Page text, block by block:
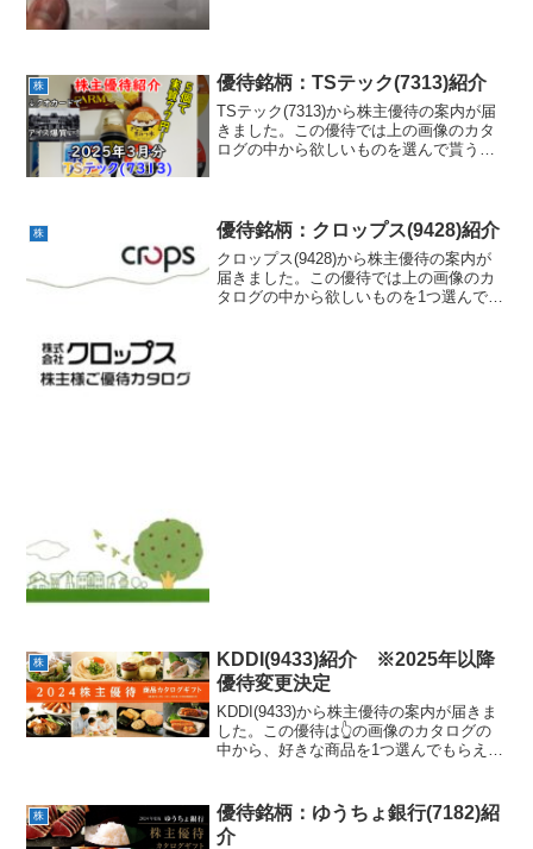
株 優待銘柄：TSテック(7313)紹介
TSテック(7313)から株主優待の案内が届
きました。この優待では上の画像のカタ
ログの中から欲しいものを選んで貰うこ
ト」と「彩果...
株 優待銘柄：クロップス(9428)紹介
クロップス(9428)から株主優待の案内が
届きました。この優待では上の画像のカ
タログの中から欲しいものを1つ選んで貰
株
KDDI(9433)紹介 ※2025年以降
優待変更決定
KDDI(9433)から株主優待の案内が届きま
した。この優待は👆の画像のカタログの
中から、好きな商品を1つ選んでもらえる
なみに私は「鹿児島県産黒豚ロールステ
ーキ」を...
株
優待銘柄：ゆうちょ銀行(7182)紹
介